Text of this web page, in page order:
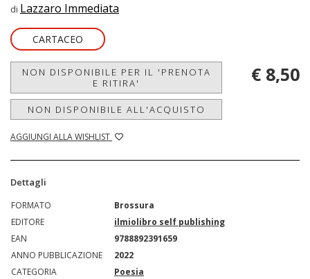
di Lazzaro Immediata
CARTACEO
NON DISPONIBILE PER IL 'PRENOTA
E RITIRA'
NON DISPONIBILE ALL'ACQUISTO
AGGIUNGI ALLA WISHLIST
€ 8,50
Dettagli
FORMATO
Brossura
EDITORE
ilmiolibro self publishing
EAN
9788892391659
ANNO PUBBLICAZIONE
2022
CATEGORIA
Poesia